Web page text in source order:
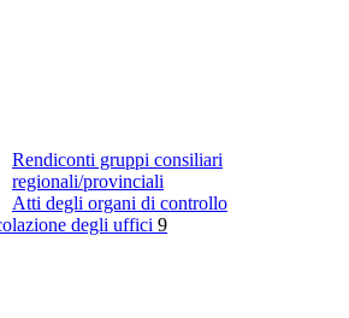
Rendiconti gruppi consiliari
regionali/provinciali
Atti degli organi di controllo
degli uffici 9